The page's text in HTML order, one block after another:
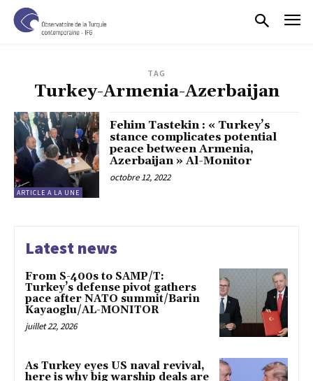
TAG
Turkey-Armenia-Azerbaijan
ARTICLE A LA UNE
Fehim Tastekin : « Turkey’s
stance complicates potential
peace between Armenia,
Azerbaijan » Al-Monitor
octobre 12, 2022
Latest news
From S-400s to SAMP/T:
Turkey’s defense pivot gathers
pace after NATO summit/Barin
Kayaoglu/AL-MONITOR
juillet 22, 2026
As Turkey eyes US naval revival,
here is why big warship deals are